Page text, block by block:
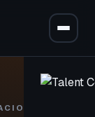
PARA